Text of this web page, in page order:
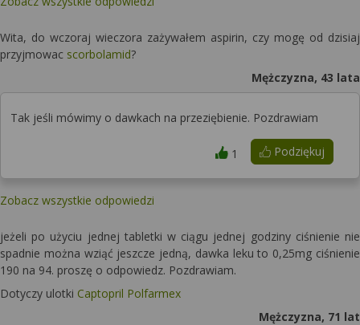
Wita, do wczoraj wieczora zażywałem aspirin, czy mogę od dzisiaj
przyjmowac scorbolamid?
Mężczyzna, 43 lata
Tak jeśli mówimy o dawkach na przeziębienie. Pozdrawiam
Podziękuj
1
Zobacz wszystkie odpowiedzi
jeżeli po użyciu jednej tabletki w ciągu jednej godziny ciśnienie nie
spadnie można wziąć jeszcze jedną, dawka leku to 0,25mg ciśnienie
190 na 94. proszę o odpowiedz. Pozdrawiam.
Dotyczy ulotki Captopril Polfarmex
Mężczyzna, 71 lat